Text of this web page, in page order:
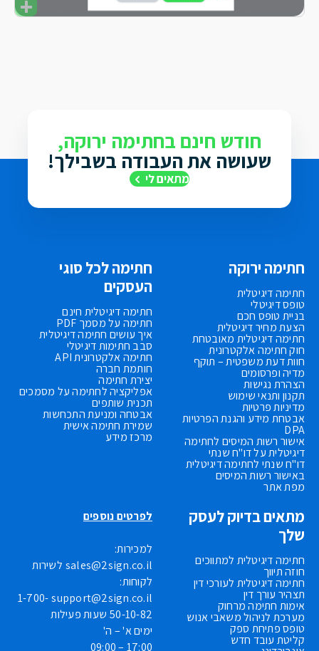
חודש חינם בחתימה ירוקה,
שעושה את העבודה בשבילך!
מתאים לי
חתימה ירוקה
חתימה דיגיטלית
טופס דיגיטלי
בניית טופס חכם
הצעת מחיר דיגיטלית
חתימה דיגיטלית מאובטחת
חוק חתימה אלקטרונית
חוות דעת משפטית – תוקף
מדיה ופרסומים
הצהרת נגישות
תקנון ותנאי שימוש
מדיניות פרטיות
אבטחת מידע והגנת הפרטיות
DPA
אישור רשות המיסים לחתימה
דיגיטלית על דו"ח שנתי
דו"ח שנתי לחתימה דיגיטלית
באישור רשות המיסים
מפת אתר
חתימה לכל סוגי
העסקים
חתימה דיגיטלית חינם
חתימה על מסמך PDF
איך עושים חתימה דיגיטלית
סבב חתימות דיגיטלי
חתימה אלקטרונית API
חותמת חברה
יצירת חתימה
אפליקציה לחתימה על מסמכים
תכנית שותפים
אבטחה ומניעת התכחשות
שמירת חתימה אישית
מרכז מידע
מתאים בדיוק לעסק
שלך
חתימה דיגיטלית למתווכים
חוזה תיווך
חתימה דיגיטלית לעורכי דין
תצהיר עורך דין
אימות חתימה מרחוק
מערכת לניהול משאבי אנוש
טופס פתיחת ספק
קליטת עובד חדש
לפרטים נוספים
למכירות:
sales@2sign.co.il לשירות
לקוחות:
support@2sign.co.il
1-700-
50-10-82 שעות פעילות
ימים א' – ה'
17:00 – 09:00